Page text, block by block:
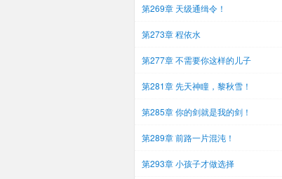
第269章 天级通缉令！
第273章 程依水
第277章 不需要你这样的儿子
第281章 先天神瞳，黎秋雪！
第285章 你的剑就是我的剑！
第289章 前路一片混沌！
第293章 小孩子才做选择